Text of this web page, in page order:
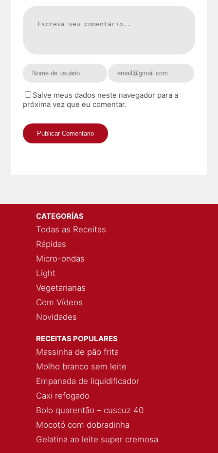
Salve meus dados neste navegador para a
próxima vez que eu comentar.
CATEGORÍAS
Todas as Receitas
Rápidas
Micro-ondas
Light
Vegetarianas
Com Vídeos
Novidades
RECEITAS POPULARES
Massinha de pão frita
Molho branco sem leite
Empanada de liquidificador
Caxi refogado
Bolo quarentão – cuscuz 40
Mocotó com dobradinha
Gelatina ao leite super cremosa